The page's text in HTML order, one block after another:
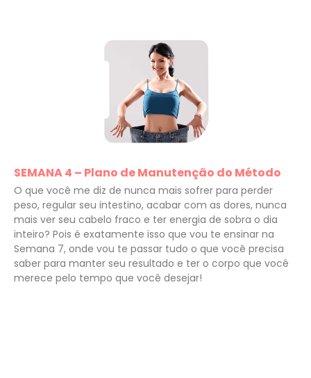
SEMANA 4 – Plano de Manutenção do Método
O que você me diz de nunca mais sofrer para perder
peso, regular seu intestino, acabar com as dores, nunca
mais ver seu cabelo fraco e ter energia de sobra o dia
inteiro? Pois é exatamente isso que vou te ensinar na
Semana 7, onde vou te passar tudo o que você precisa
saber para manter seu resultado e ter o corpo que você
merece pelo tempo que você desejar!